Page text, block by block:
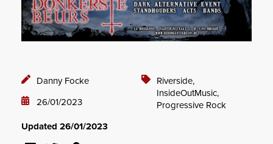
Danny Focke
26/01/2023
Riverside,
InsideOutMusic,
Progressive Rock
Updated 26/01/2023